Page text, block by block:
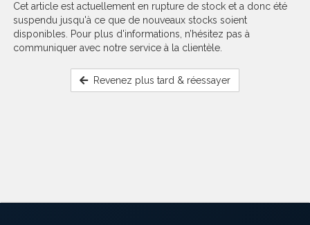
Cet article est actuellement en rupture de stock et a donc été
suspendu jusqu'à ce que de nouveaux stocks soient
disponibles. Pour plus d'informations, n’hésitez pas à
communiquer avec notre service à la clientèle.
Revenez plus tard & réessayer